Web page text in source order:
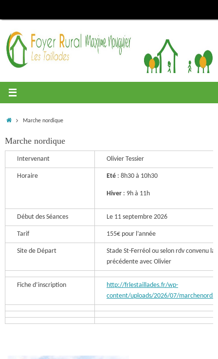
AccueilMarche nordique
Marche nordique
Intervenant Olivier Tessier
Horaire Eté : 8h30 à 10h30
Hiver : 9h à 11h
Début des Séances Le 11 septembre 2026
Tarif 155€ pour l’année
Site de Départ
Stade St-Ferréol ou selon rdv convenu la
précédente avec Olivier
Fiche d’inscription
http://frlestaillades.fr/wp-
content/uploads/2026/07/